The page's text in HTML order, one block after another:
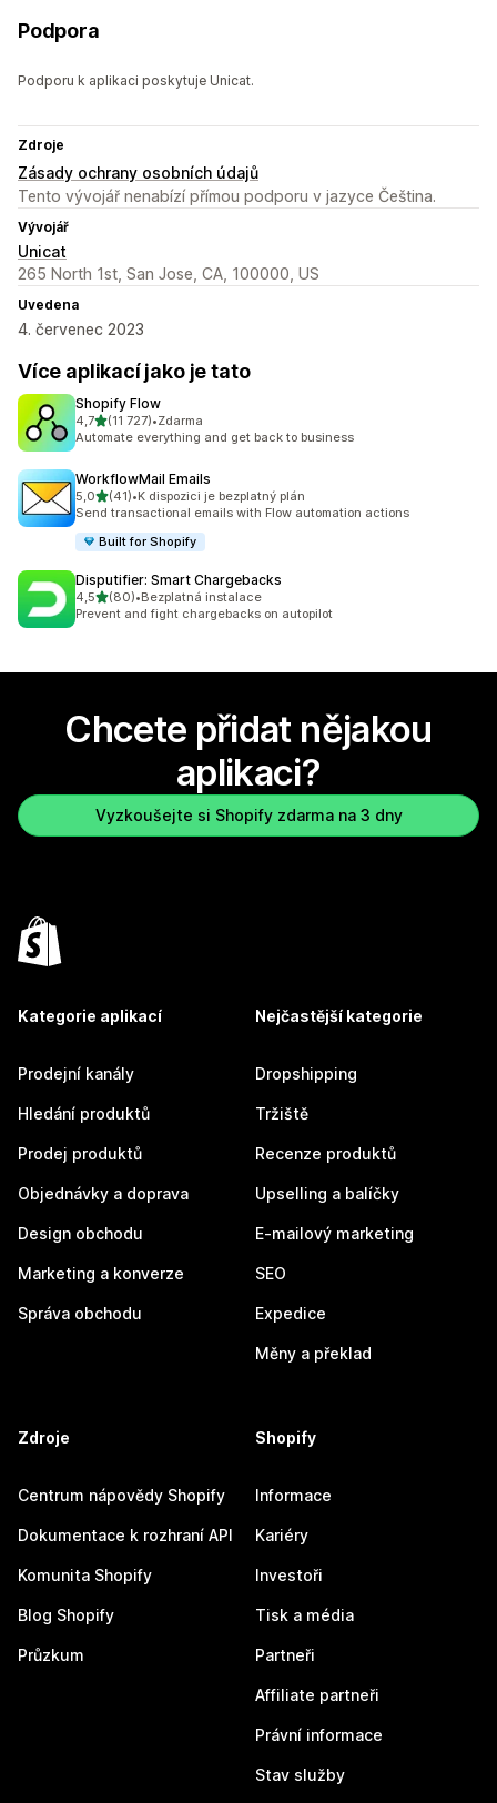
Podpora
Podporu k aplikaci poskytuje Unicat.
Zdroje
Zásady ochrany osobních údajů
Tento vývojář nenabízí přímou podporu v jazyce Čeština.
Vývojář
Unicat
265 North 1st, San Jose, CA, 100000, US
Uvedena
4. červenec 2023
Více aplikací jako je tato
Shopify Flow
4,7z 5 hvězd
(11 727)
Celkový počet recenzí: 11727
•Zdarma
Automate everything and get back to business
WorkflowMail Emails
5,0z 5 hvězd
(41)
Celkový počet recenzí: 41
•K dispozici je bezplatný plán
Send transactional emails with Flow automation actions
Built for Shopify
Disputifier: Smart Chargebacks
4,5z 5 hvězd
(80)
Celkový počet recenzí: 80
•Bezplatná instalace
Prevent and fight chargebacks on autopilot
Chcete přidat nějakou
aplikaci?
Vyzkoušejte si Shopify zdarma na 3 dny
Kategorie aplikací
Prodejní kanály
Hledání produktů
Prodej produktů
Objednávky a doprava
Design obchodu
Marketing a konverze
Správa obchodu
Nejčastější kategorie
Dropshipping
Tržiště
Recenze produktů
Upselling a balíčky
E-mailový marketing
SEO
Expedice
Měny a překlad
Zdroje
Centrum nápovědy Shopify
Dokumentace k rozhraní API
Komunita Shopify
Blog Shopify
Průzkum
Shopify
Informace
Kariéry
Investoři
Tisk a média
Partneři
Affiliate partneři
Právní informace
Stav služby